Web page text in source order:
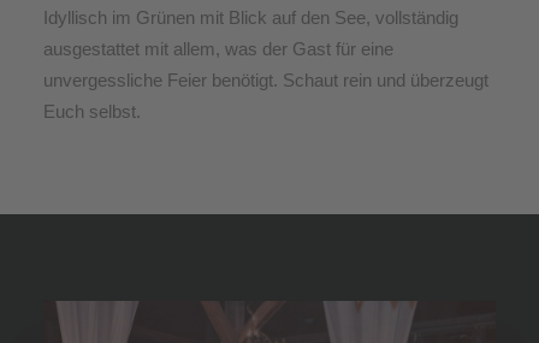
Idyllisch im Grünen mit Blick auf den See, vollständig
ausgestattet mit allem, was der Gast für eine
unvergessliche Feier benötigt. Schaut rein und überzeugt
Euch selbst.